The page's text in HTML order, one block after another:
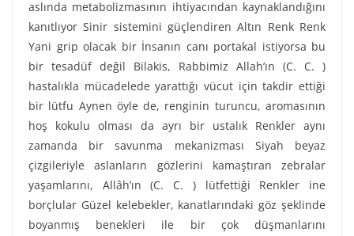
aslında metabolizmasının ihtiyacından kaynaklandığını
kanıtlıyor Sinir sistemini güçlendiren Altın Renk Renk
Yani grip olacak bir İnsanın canı portakal istiyorsa bu
bir tesadüf değil Bilakis, Rabbimiz Allah’ın (C. C. )
hastalıkla mücadelede yarattığı vücut için takdir ettiği
bir lütfu Aynen öyle de, renginin turuncu, aromasının
hoş kokulu olması da ayrı bir ustalık Renkler aynı
zamanda bir savunma mekanizması Siyah beyaz
çizgileriyle aslanların gözlerini kamaştıran zebralar
yaşamlarını, Allâh’ın (C. C. ) lütfettiği Renkler ine
borçlular Güzel kelebekler, kanatlarındaki göz şeklinde
boyanmış benekleri ile bir çok düşmanlarını